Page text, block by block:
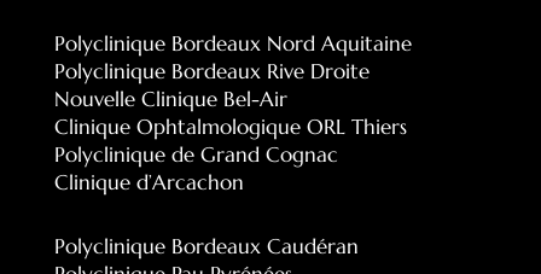
Polyclinique Bordeaux Nord Aquitaine
Polyclinique Bordeaux Rive Droite
Nouvelle Clinique Bel-Air
Clinique Ophtalmologique ORL Thiers
Polyclinique de Grand Cognac
Clinique d’Arcachon
Polyclinique Bordeaux Caudéran